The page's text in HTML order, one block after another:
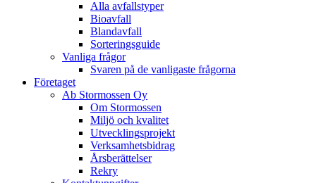
Alla avfallstyper
Bioavfall
Blandavfall
Sorteringsguide
Vanliga frågor
Svaren på de vanligaste frågorna
Företaget
Ab Stormossen Oy
Om Stormossen
Miljö och kvalitet
Utvecklingsprojekt
Verksamhetsbidrag
Årsberättelser
Rekry